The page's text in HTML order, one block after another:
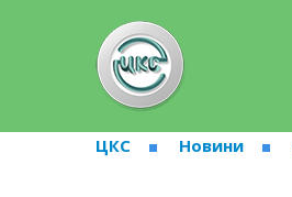
ЦКС Новини